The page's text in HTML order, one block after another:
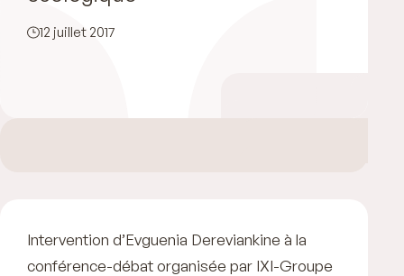
12 juillet 2017
Intervention d’Evguenia Dereviankine à la
conférence-débat organisée par IXI-Groupe